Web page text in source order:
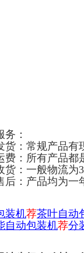
务：
货：常规产品有
费：所有产品都
货：一般物流为
后：产品均为一
装机荐茶叶自动
自动包装机荐分